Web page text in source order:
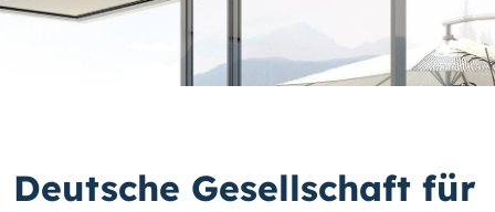
Deutsche Gesellschaft für